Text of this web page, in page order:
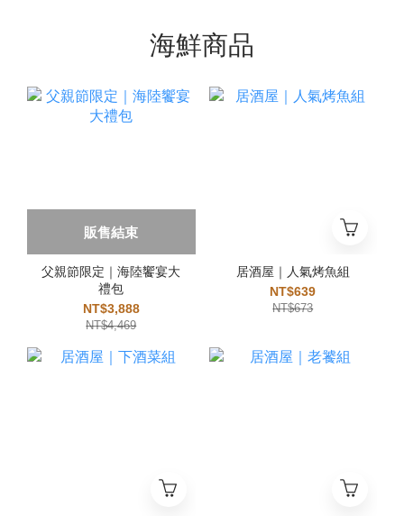
海鮮商品
販售結束
父親節限定｜海陸饗宴大
禮包
NT$3,888
NT$4,469
居酒屋｜人氣烤魚組
NT$639
NT$673